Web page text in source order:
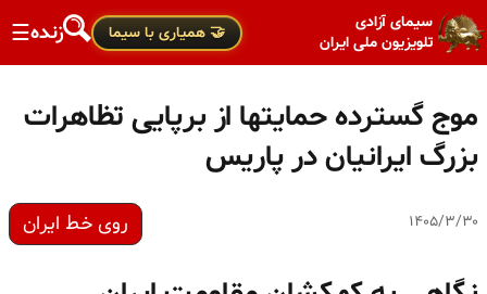
سیمای آزادی
تلویزیون ملی ایران
🤝 همیاری با سیما زنده☰
موج گسترده حمایتها از برپایی تظاهرات
بزرگ ایرانیان در پاریس
۱۴۰۵/۳/۳۰ روی خط ایران